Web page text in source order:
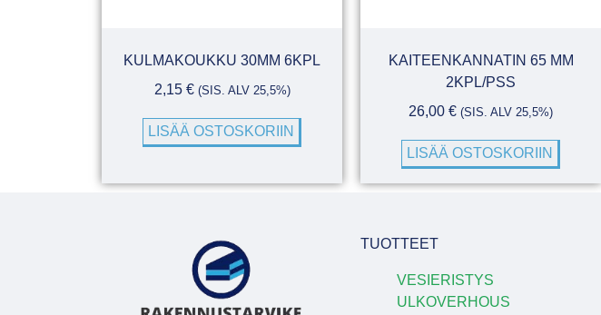
KULMAKOUKKU 30MM 6KPL
2,15 € (SIS. ALV 25,5%)
LISÄÄ OSTOSKORIIN
KAITEENKANNATIN 65 MM
2KPL/PSS
26,00 € (SIS. ALV 25,5%)
LISÄÄ OSTOSKORIIN
TUOTTEET
VESIERISTYS
ULKOVERHOUS